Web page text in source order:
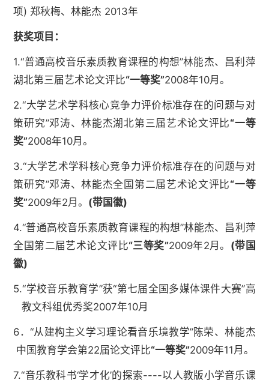
项) 郑秋梅、林能杰 2013年
获奖项目：
1.“普通高校音乐素质教育课程的构想”林能杰、昌利萍
湖北第三届艺术论文评比“一等奖”2008年10月。
2.“大学艺术学科核心竞争力评价标准存在的问题与对
策研究”邓涛、林能杰湖北第三届艺术论文评比“一等
奖”2008年10月。
3.“大学艺术学科核心竞争力评价标准存在的问题与对
策研究”邓涛、林能杰全国第二届艺术论文评比“一等
奖”2009年2月。 (带国徽)
4.“普通高校音乐素质教育课程的构想”林能杰、昌利萍
全国第二届艺术论文评比“三等奖”2009年2月。 (带国
徽)
5.“学校音乐教育学”获“第七届全国多媒体课件大赛”高
教文科组优秀奖2007年10月
6．“从建构主义学习理论看音乐境教学”陈荣、林能杰
中国教育学会第22届论文评比“一等奖”2009年11月。
7.“音乐教科书‘学才化’的探索----以人教版小学音乐课